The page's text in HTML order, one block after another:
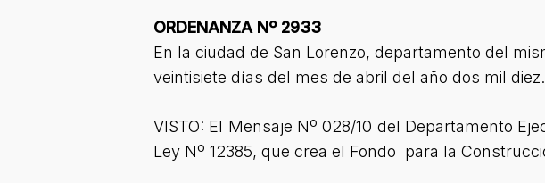
ORDENANZA Nº 2933
En la ciudad de San Lorenzo, departamento del
veintisiete días del mes de abril del año dos mil diez.
VISTO: El Mensaje Nº 028/10 del Departamento
Ley Nº 12385, que crea el Fondo para la